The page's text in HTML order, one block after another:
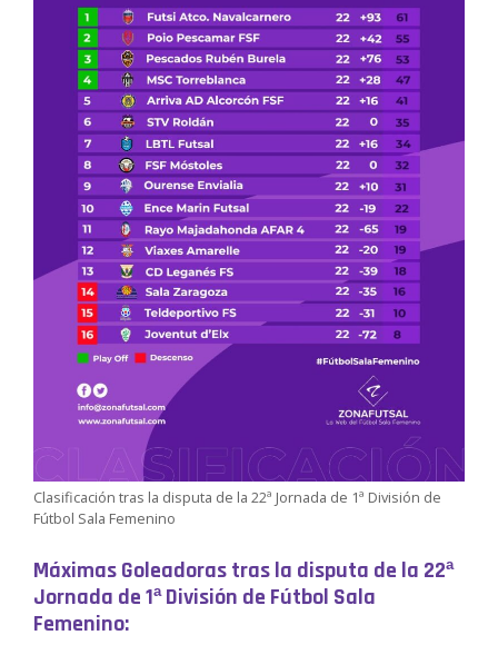
Clasificación tras la disputa de la 22ª Jornada de 1ª División de
Fútbol Sala Femenino
Máximas Goleadoras tras la disputa de la 22ª
Jornada de 1ª División de Fútbol Sala
Femenino: